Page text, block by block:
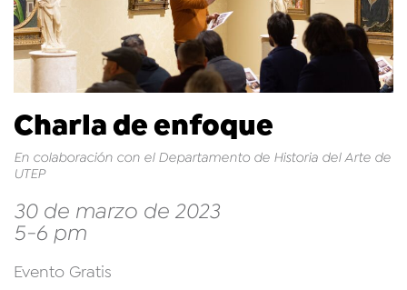
Charla de enfoque
En colaboración con el Departamento de Historia del Arte de
UTEP
30 de marzo de 2023
5-6 pm
Evento Gratis